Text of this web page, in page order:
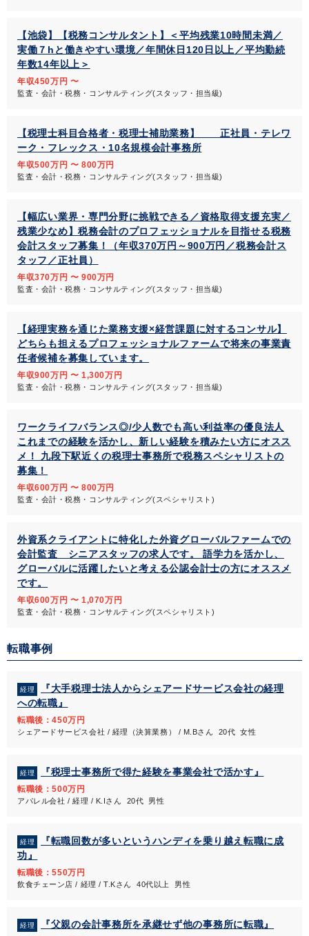
【池袋】【税務コンサルタント】＜平均残業10時間未満／
実働７hと働きやすい環境／年間休日120日以上／平均勤続
年数14年以上＞
年収450万円 〜
監査・会計・税務・コンサルティング(スタッフ・担当級)
【税理士科目合格者・税理士補助業務】 正社員・テレワ
ーク・フレックス・10名規模会計事務所
年収500万円 〜 800万円
監査・会計・税務・コンサルティング(スタッフ・担当級)
【幅広い業界・専門分野に挑戦できる／資格取得支援充実／
残業少なめ】税務会計のプロフェッショナルを目指せる税務
会計スタッフ募集！（年収370万円～900万円／税務会計ス
タッフ／正社員）
年収370万円 〜 900万円
監査・会計・税務・コンサルティング(スタッフ・担当級)
【経理実務を通じた業務支援×経営課題に対するコンサル】
どちらも担えるプロフェッショナルファームで将来の事業責
任者候補を募集しています。
年収900万円 〜 1,300万円
監査・会計・税務・コンサルティング(スタッフ・担当級)
ワークライフバランス◎/少人数でも高い利益率の優良法人
これまでの経験を活かし、新しい経験を積みたい方にオスス
メ！ 九段下駅近くの税理士事務所で税務スペシャリストの
募集！
年収600万円 〜 800万円
監査・会計・税務・コンサルティング(スペシャリスト)
外資系クライアントに特化した外資グローバルファームでの
会計監査 シニアスタッフの求人です。 語学力を活かし、
グローバルに活躍したいと考える公認会計士の方にオススメ
です。
年収600万円 〜 1,070万円
監査・会計・税務・コンサルティング(スペシャリスト)
転職事例
経理
『大手税理士法人からシェアードサービス会社の経理
への転職』
転職後：450万円
シェアードサービス会社 / 経理（決算業務） / M.Bさん 20代 女性
経理 『税理士事務所で得た経験を事業会社で活かす』
転職後：500万円
アパレル会社 / 経理 / K.Iさん 20代 男性
経理
『転職回数が多いというハンディを乗り越え転職に成
功』
転職後：550万円
飲食チェーン店 / 経理 / T.Kさん 40代以上 男性
経理 『父親の会計事務所を承継せず他の事務所に転職』